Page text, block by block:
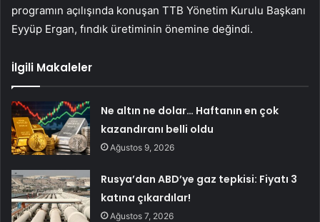
programın açılışında konuşan TTB Yönetim Kurulu Başkanı
Eyyüp Ergan, fındık üretiminin önemine değindi.
İlgili Makaleler
Ne altın ne dolar… Haftanın en çok
kazandıranı belli oldu
Ağustos 9, 2026
Rusya’dan ABD’ye gaz tepkisi: Fiyatı 3
katına çıkardılar!
Ağustos 7, 2026